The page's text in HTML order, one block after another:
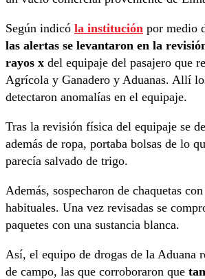
Según indicó la institución por medio
las alertas se levantaron en la
rayos x del equipaje del pasajero que
Agrícola y Ganadero y Aduanas. Allí
detectaron anomalías en el equipaje.
Tras la revisión física del equipaje se
además de ropa, portaba bolsas de lo
parecía salvado de trigo.
Además, sospecharon de chaquetas
habituales. Una vez revisadas se
paquetes con una sustancia blanca.
Así, el equipo de drogas de la Aduana
de campo, las que corroboraron que